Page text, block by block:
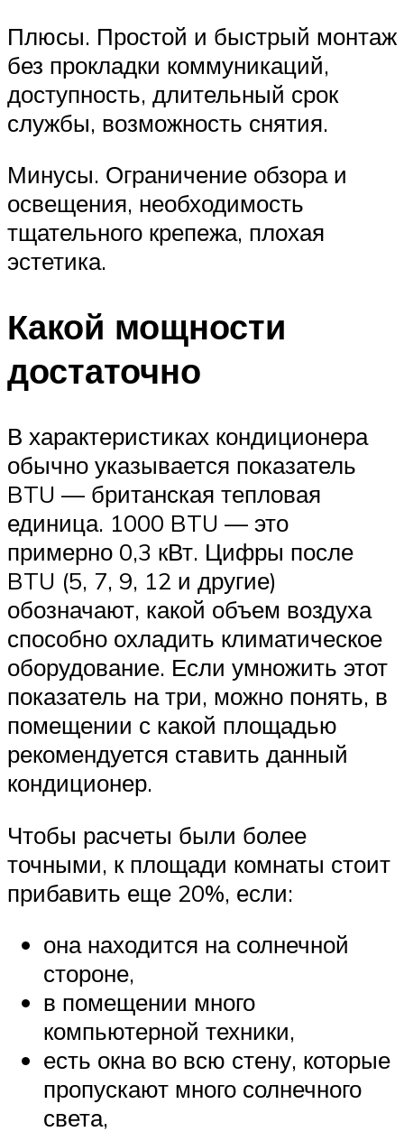
Плюсы. Простой и быстрый монтаж
без прокладки коммуникаций,
доступность, длительный срок
службы, возможность снятия.
Минусы. Ограничение обзора и
освещения, необходимость
тщательного крепежа, плохая
эстетика.
Какой мощности
достаточно
В характеристиках кондиционера
обычно указывается показатель
BTU — британская тепловая
единица. 1000 BTU — это
примерно 0,3 кВт. Цифры после
BTU (5, 7, 9, 12 и другие)
обозначают, какой объем воздуха
способно охладить климатическое
оборудование. Если умножить этот
показатель на три, можно понять, в
помещении с какой площадью
рекомендуется ставить данный
кондиционер.
Чтобы расчеты были более
точными, к площади комнаты стоит
прибавить еще 20%, если:
она находится на солнечной
стороне,
в помещении много
компьютерной техники,
есть окна во всю стену, которые
пропускают много солнечного
света,